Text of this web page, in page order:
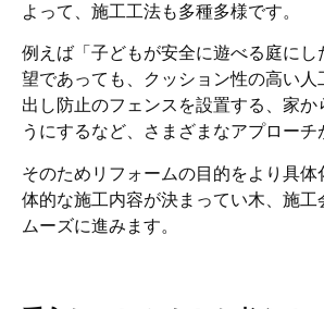
よって、施工工法も多種多様です。
例えば「子どもが安全に遊べる庭に
望であっても、クッション性の高い
出し防止のフェンスを設置する、家か
うにするなど、さまざまなアプローチ
そのためリフォームの目的をより具
体的な施工内容が決まってい木、施工
ムーズに進みます。